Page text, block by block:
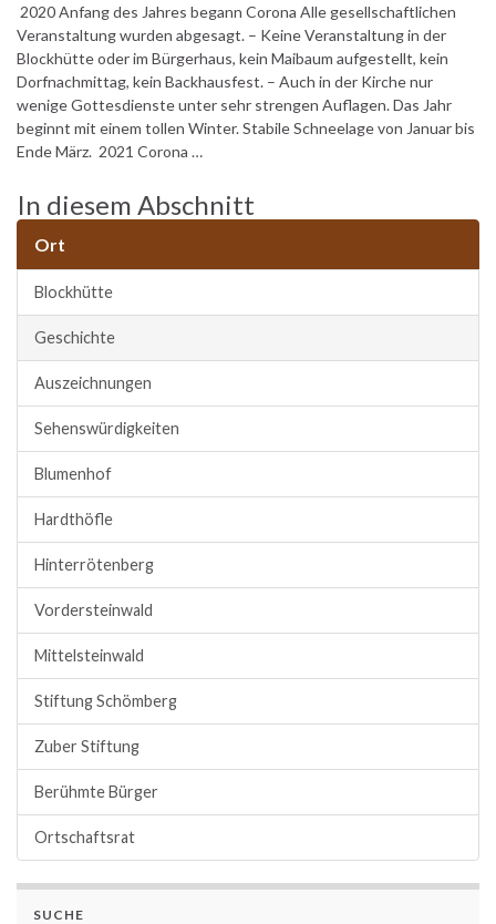
2020 Anfang des Jahres begann Corona Alle gesellschaftlichen
Veranstaltung wurden abgesagt. – Keine Veranstaltung in der
Blockhütte oder im Bürgerhaus, kein Maibaum aufgestellt, kein
Dorfnachmittag, kein Backhausfest. – Auch in der Kirche nur
wenige Gottesdienste unter sehr strengen Auflagen. Das Jahr
beginnt mit einem tollen Winter. Stabile Schneelage von Januar bis
Ende März. 2021 Corona …
In diesem Abschnitt
Ort
Blockhütte
Geschichte
Auszeichnungen
Sehenswürdigkeiten
Blumenhof
Hardthöfle
Hinterrötenberg
Vordersteinwald
Mittelsteinwald
Stiftung Schömberg
Zuber Stiftung
Berühmte Bürger
Ortschaftsrat
SUCHE